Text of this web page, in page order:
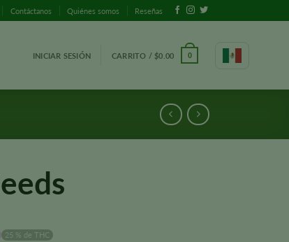
Contáctanos Quiénes somos Reseñas
INICIAR SESIÓN CARRITO / $0.00 0
25 % de THC